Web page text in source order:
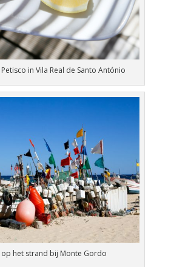
in Vila Real de Santo António
het strand bij Monte Gordo